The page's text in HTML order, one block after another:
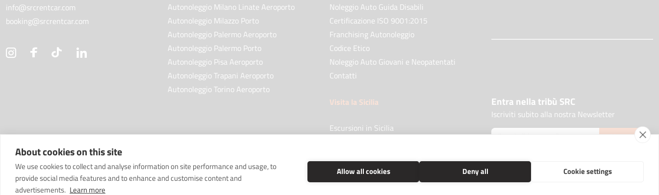
About cookies on this site
We use cookies to collect and analyse information on site performance and usage, to
provide social media features and to enhance and customise content and
advertisements. Learn more
Allow all cookies Deny all Cookie settings
info@srcrentcar.com
booking@srcrentcar.com
Autonoleggio Milano Linate Aeroporto
Autonoleggio Milazzo Porto
Autonoleggio Palermo Aeroporto
Autonoleggio Palermo Porto
Autonoleggio Pisa Aeroporto
Autonoleggio Trapani Aeroporto
Autonoleggio Torino Aeroporto
Noleggio Auto Guida Disabili
Certificazione ISO 9001:2015
Franchising Autonoleggio
Codice Etico
Noleggio Auto Giovani e Neopatentati
Contatti
Visita la Sicilia
Escursioni in Sicilia
Entra nella tribù SRC
Iscriviti subito alla nostra Newsletter
ISCRIVITI